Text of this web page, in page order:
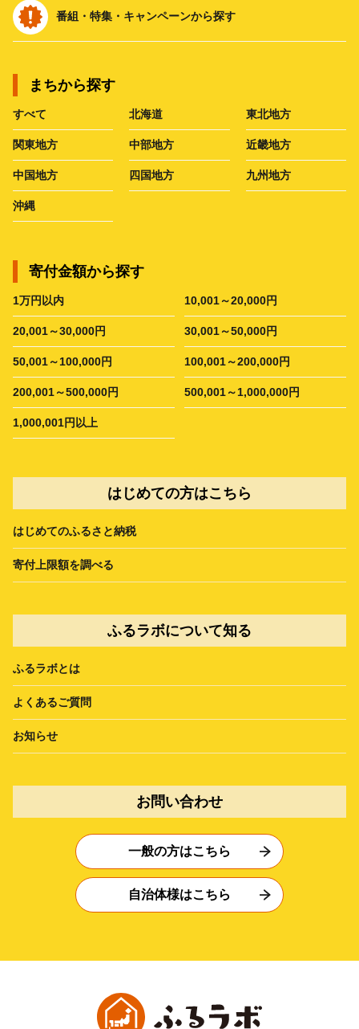
番組・特集・キャンペーンから探す
まちから探す
すべて 北海道 東北地方
関東地方 中部地方 近畿地方
中国地方 四国地方 九州地方
沖縄
寄付金額から探す
1万円以内 10,001～20,000円
20,001～30,000円 30,001～50,000円
50,001～100,000円 100,001～200,000円
200,001～500,000円 500,001～1,000,000円
1,000,001円以上
はじめての方はこちら
はじめてのふるさと納税
寄付上限額を調べる
ふるラボについて知る
ふるラボとは
よくあるご質問
お知らせ
お問い合わせ
一般の方はこちら
自治体様はこちら